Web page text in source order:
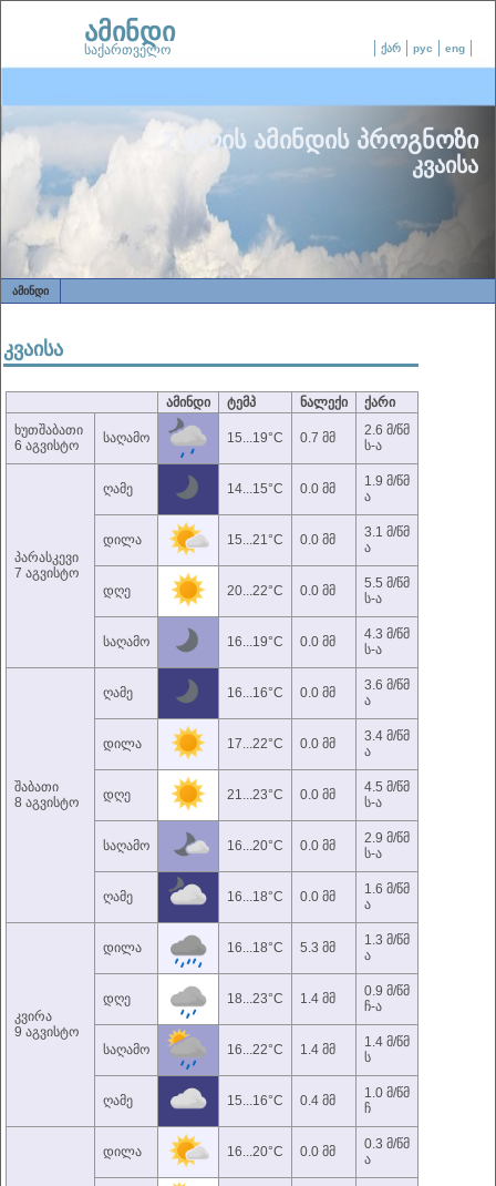
ქარ рус eng
ამინდი
საქართველო
7 დღის ამინდის პროგნოზი
კვაისა
ᲐᲛᲘᲜᲓᲘ
კვაისა
ამინდი ტემპ ნალექი
ქარი
ხუთშაბათი
6 აგვისტო
საღამო 15...19°C 0.7 მმ
2.6 მ/წმ
ს-ა
პარასკევი
7 აგვისტო
ღამე 14...15°C 0.0 მმ
1.9 მ/წმ
ა
დილა 15...21°C 0.0 მმ
3.1 მ/წმ
ა
დღე 20...22°C 0.0 მმ
5.5 მ/წმ
ს-ა
საღამო 16...19°C 0.0 მმ
4.3 მ/წმ
ს-ა
შაბათი
8 აგვისტო
ღამე 16...16°C 0.0 მმ
3.6 მ/წმ
ა
დილა 17...22°C 0.0 მმ
3.4 მ/წმ
ა
დღე 21...23°C 0.0 მმ
4.5 მ/წმ
ს-ა
საღამო 16...20°C 0.0 მმ
2.9 მ/წმ
ს-ა
ღამე 16...18°C 0.0 მმ
1.6 მ/წმ
ა
კვირა
9 აგვისტო
დილა 16...18°C 5.3 მმ
1.3 მ/წმ
ა
დღე 18...23°C 1.4 მმ
0.9 მ/წმ
ჩ-ა
საღამო 16...22°C 1.4 მმ
1.4 მ/წმ
ს
ღამე 15...16°C 0.4 მმ
1.0 მ/წმ
ჩ
დილა 16...20°C 0.0 მმ
0.3 მ/წმ
ა